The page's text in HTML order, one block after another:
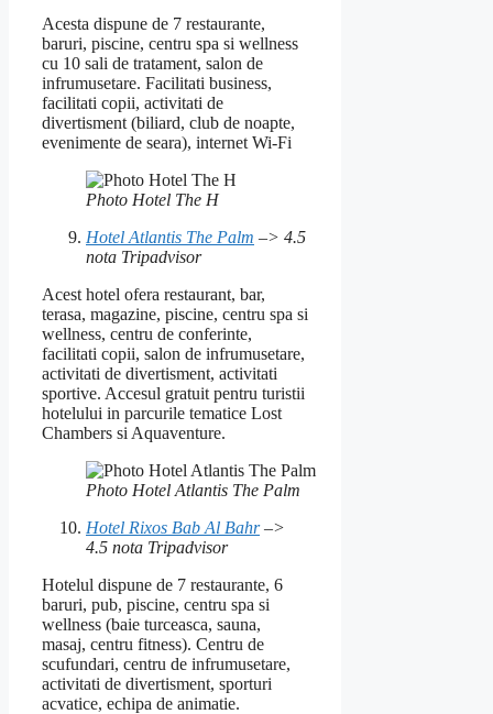
Acesta dispune de 7 restaurante,
baruri, piscine, centru spa si wellness
cu 10 sali de tratament, salon de
infrumusetare. Facilitati business,
facilitati copii, activitati de
divertisment (biliard, club de noapte,
evenimente de seara), internet Wi-Fi
Photo Hotel The H
Hotel Atlantis The Palm –> 4.5
nota Tripadvisor
Acest hotel ofera restaurant, bar,
terasa, magazine, piscine, centru spa si
wellness, centru de conferinte,
facilitati copii, salon de infrumusetare,
activitati de divertisment, activitati
sportive. Accesul gratuit pentru turistii
hotelului in parcurile tematice Lost
Chambers si Aquaventure.
Photo Hotel Atlantis The Palm
Hotel Rixos Bab Al Bahr–>
4.5 nota Tripadvisor
Hotelul dispune de 7 restaurante, 6
baruri, pub, piscine, centru spa si
wellness (baie turceasca, sauna,
masaj, centru fitness). Centru de
scufundari, centru de infrumusetare,
activitati de divertisment, sporturi
acvatice, echipa de animatie.